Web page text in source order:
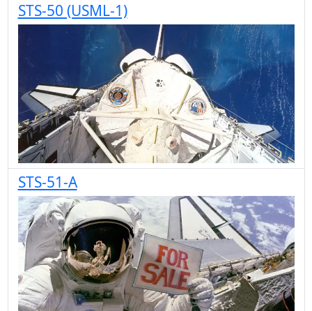
STS-50 (USML-1)
STS-51-A